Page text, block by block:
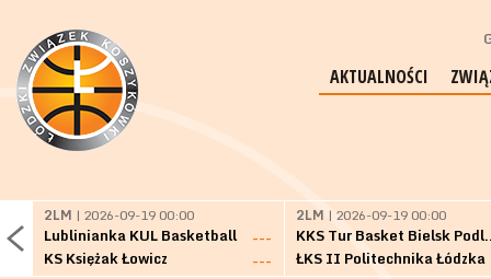
AKTUALNOŚCI
2LM | 2026-09-19 00:00
Lublinianka KUL Basketball
---
KS Księżak Łowicz
---
2LM | 2026-09-19 00:00
KKS Tur
ŁKS II Politechnika Łódzka